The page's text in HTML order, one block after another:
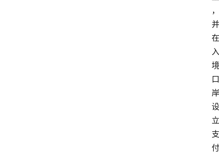
，
并
在
入
境
口
岸
设
立
支
付